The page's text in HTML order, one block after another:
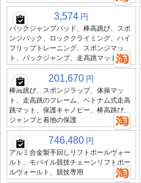
3,574 円
バックジャンプパッド、棒高跳び、スポ
ンジパック、ロッククライミング、ハイ
フリップトレーニング、スポンジマッ
ト、バックジャンプ、走高跳マット
201,670 円
棒高跳び、スポンジラップ、体操マッ
ト、走高跳のフレーム、ベトナム式走高
跳マット、保護キャノピー、棒高跳び、
ジャンプと着地の保護
746,480 円
アルミ合金製手回しリフトポールヴォー
ルト、モバイル競技チェーンリフトポー
ルヴォールト、競技専用